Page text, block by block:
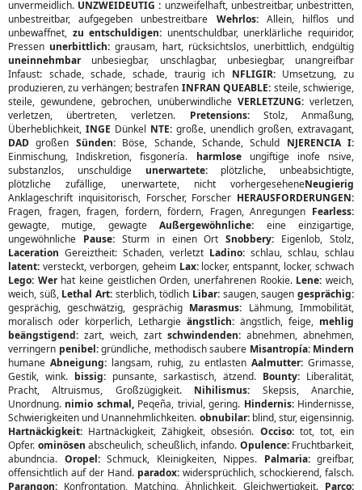
unvermeidlich. UNZWEIDEUTIG : unzweifelhaft, unbestreitbar, unbestritten,
unbestreitbar, aufgegeben unbestreitbare Wehrlos:Allein, hilflos und
unbewaffnet, zu entschuldigen: unentschuldbar, unerklärliche requiridor,
Pressen unerbittlich: grausam, hart, rücksichtslos, unerbittlich, endgültig
uneinnehmbarunbesiegbar, unschlagbar, unbesiegbar, unangreifbar
Infaust: schade, schade, schade, traurig ich NFLIGIR:Umsetzung, zu
produzieren, zu verhängen; bestrafen INFRAN QUEABLE: steile, schwierige,
steile, gewundene, gebrochen, unüberwindliche VERLETZUNG: verletzen,
verletzen, übertreten, verletzen. Pretensions:Stolz, Anmaßung,
Überheblichkeit, INGE Dünkel NTE: große, unendlich großen, extravagant,
DAD großen Sünden:Böse, Schande, Schande, Schuld NJERENCIA I:
Einmischung, Indiskretion, fisgonería. harmloseungiftige inofe nsive,
substanzlos, unschuldige unerwartete:plötzliche, unbeabsichtigte,
plötzliche zufällige, unerwartete, nicht vorhergeseheneNeugierig
Anklageschrift inquisitorisch, Forscher, Forscher HERAUSFORDERUNGEN:
Fragen, fragen, fragen, fordern, fördern, Fragen, Anregungen Fearless:
gewagte, mutige, gewagteAußergewöhnliche: eine einzigartige,
ungewöhnliche Pause:Sturm in einen OrtSnobbery: Eigenlob, Stolz,
Laceration Gereiztheit: Schaden, verletzt Ladino: schlau, schlau, schlau
latent: versteckt, verborgen, geheim Lax:locker, entspannt, locker, schwach
Lego: Werhat keine geistlichen Orden, unerfahrenen Rookie. Lene: weich,
weich, süß, Lethal Art: sterblich, tödlich Libar: saugen, saugengesprächig:
gesprächig, geschwätzig, gesprächig Marasmus: Lähmung, Immobilität,
moralisch oder körperlich, Lethargie ängstlich: ängstlich, feige, mehlig
beängstigend: zart, weich, zart schwindenden: abnehmen, abnehmen,
verringern penibel:gründliche, methodisch saubere Misantropía: Mindern
humaneAbneigung: langsam, ruhig, zu entlasten Aalmutter:Grimasse,
Gestik, wink. bissig: punsante, sarkastisch, ätzend. Bounty: Liberalität,
Pracht, Altruismus, Großzügigkeit. Nihilismus: Skepsis, Anarchie,
Unordnung. nimio schmal,Peqeña, trivial, gering. Hindernis:Hindernisse,
Schwierigkeiten und Unannehmlichkeiten. obnubilar:blind, stur, eigensinnig.
Hartnäckigkeit: Hartnäckigkeit, Zähigkeit, obsesión. Occiso:tot, tot, ein
Opfer. ominösen abscheulich, scheußlich, infando. Opulence:Fruchtbarkeit,
abundncia. Oropel:Schmuck, Kleinigkeiten, Nippes. Palmaria:greifbar,
offensichtlich auf der Hand. paradox: widersprüchlich, schockierend, falsch.
Parangon: Konfrontation, Matching, Ähnlichkeit, Gleichwertigkeit. Parco: